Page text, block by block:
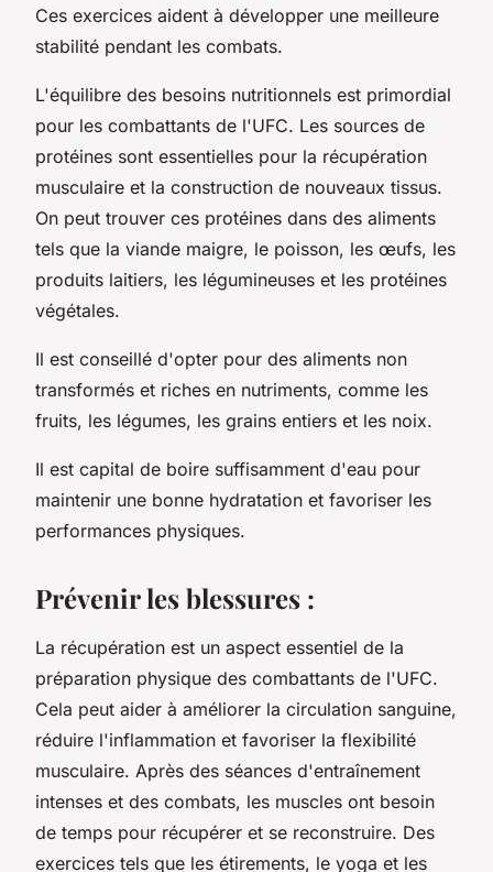
Ces exercices aident à développer une meilleure
stabilité pendant les combats.
L'équilibre des besoins nutritionnels est primordial
pour les combattants de l'UFC. Les sources de
protéines sont essentielles pour la récupération
musculaire et la construction de nouveaux tissus.
On peut trouver ces protéines dans des aliments
tels que la viande maigre, le poisson, les œufs, les
produits laitiers, les légumineuses et les protéines
végétales.
Il est conseillé d'opter pour des aliments non
transformés et riches en nutriments, comme les
fruits, les légumes, les grains entiers et les noix.
Il est capital de boire suffisamment d'eau pour
maintenir une bonne hydratation et favoriser les
performances physiques.
Prévenir les blessures :
La récupération est un aspect essentiel de la
préparation physique des combattants de l'UFC.
Cela peut aider à améliorer la circulation sanguine,
réduire l'inflammation et favoriser la flexibilité
musculaire. Après des séances d'entraînement
intenses et des combats, les muscles ont besoin
de temps pour récupérer et se reconstruire. Des
exercices tels que les étirements, le yoga et les